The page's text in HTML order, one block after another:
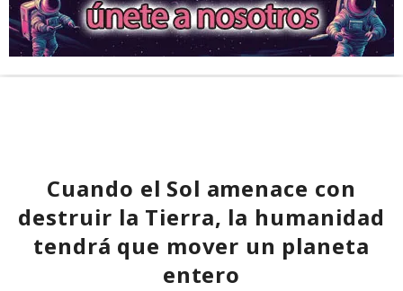
Cuando el Sol amenace con
destruir la Tierra, la humanidad
tendrá que mover un planeta
entero